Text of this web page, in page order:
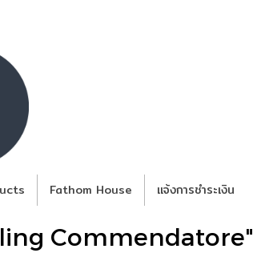
Fathom House แจ้งการชำระเงิน
Commendatore"